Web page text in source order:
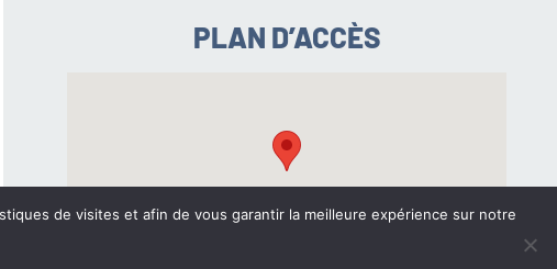
PLAN D’ACCÈS
de visites et afin de vous garantir la meilleure expérience sur notre